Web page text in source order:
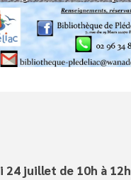
24 juillet de 10h à 12h